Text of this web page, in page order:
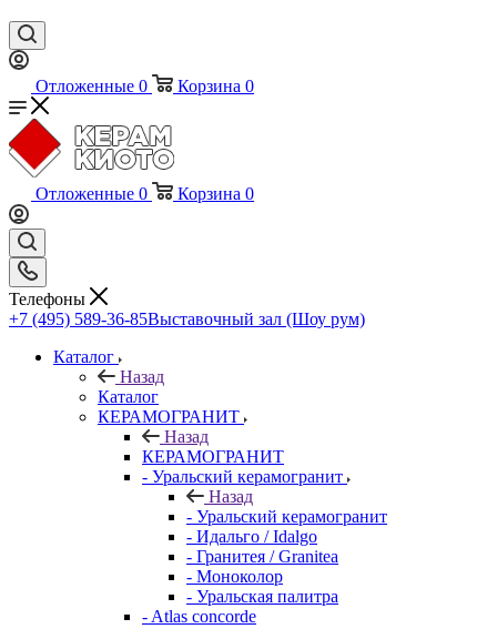
Отложенные 0 Корзина 0
Отложенные 0 Корзина 0
Телефоны
+7 (495) 589-36-85Выставочный зал (Шоу рум)
Каталог
Назад
Каталог
КЕРАМОГРАНИТ
Назад
КЕРАМОГРАНИТ
- Уральский керамогранит
Назад
- Уральский керамогранит
- Идальго / Idalgo
- Гранитея / Granitea
- Моноколор
- Уральская палитра
- Atlas concorde